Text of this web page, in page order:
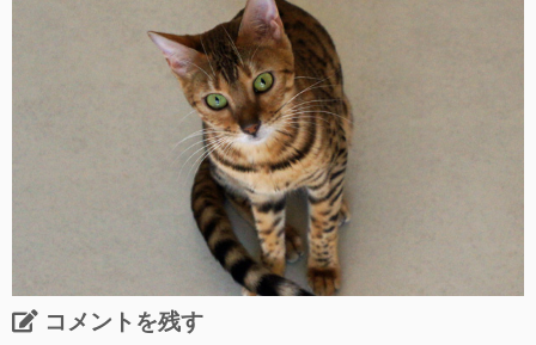
コメントを残す